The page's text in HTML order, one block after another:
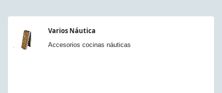
Varios Náutica
Accesorios cocinas náuticas